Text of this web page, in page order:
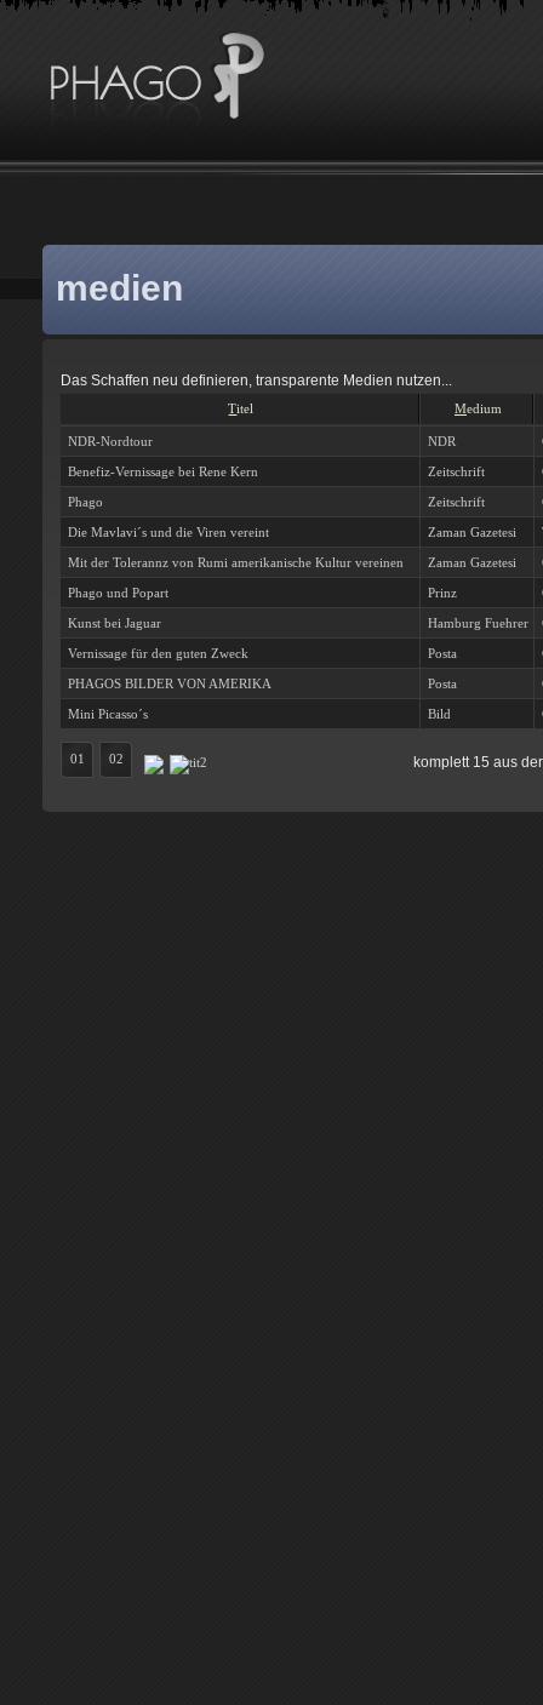
medien
Das Schaffen neu definieren, transparente Medien nutzen...
Titel Medium
NDR-Nordtour NDR
Benefiz-Vernissage bei Rene Kern Zeitschrift
Phago Zeitschrift
Die Mavlavi´s und die Viren vereint Zaman Gazetesi
Mit der Tolerannz von Rumi amerikanische Kultur vereinen Zaman Gazetesi
Phago und Popart Prinz
Kunst bei Jaguar Hamburg Fuehrer
Vernissage für den guten Zweck Posta
PHAGOS BILDER VON AMERIKA Posta
Mini Picasso´s Bild
komplett 15 aus
01 02